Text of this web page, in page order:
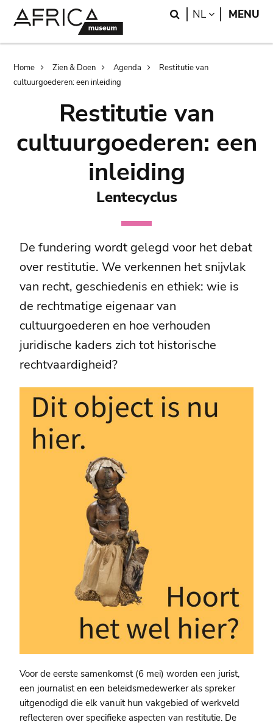
Search
NL LANGUAGE
MENU
Breadcrumb
Home Zien & Doen Agenda
Restitutie van
cultuurgoederen: een inleiding
Restitutie van
cultuurgoederen: een
inleiding
Lentecyclus
De fundering wordt gelegd voor het debat
over restitutie. We verkennen het snijvlak
van recht, geschiedenis en ethiek: wie is
de rechtmatige eigenaar van
cultuurgoederen en hoe verhouden
juridische kaders zich tot historische
rechtvaardigheid?
Voor de eerste samenkomst (6 mei) worden een jurist,
een journalist en een beleidsmedewerker als spreker
uitgenodigd die elk vanuit hun vakgebied of werkveld
reflecteren over specifieke aspecten van restitutie. De